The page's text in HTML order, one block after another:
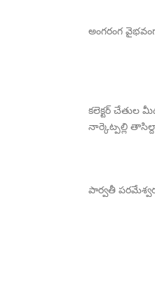
అంగరంగ
కలెక్టర్ చేతుల
నార్కెట్పల్లి
పార్వతీ